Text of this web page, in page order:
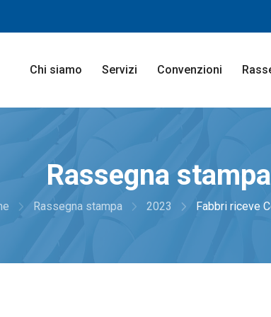
Chi siamo Servizi Convenzioni
Rassegna stampa
navigate_next Rassegna stampa navigate_next 2023 navigate_next Fabbri riceve